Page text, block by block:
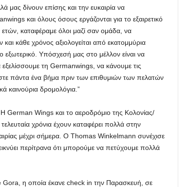
μας δίνουν επίσης και την ευκαιρία να
και όλους όσους εργάζονται για το εξαιρετικό
καταφέραμε όλοι μαζί σαν ομάδα, να
κάθε χρόνος αξιολογείται από εκατομμύρια
Υπόσχεσή μας στο μέλλον είναι να
τη Germanwings, να κάνουμε τις
πάντα ένα βήμα πριν των επιθυμιών των πελατών
καινούρια δρομολόγια.”
Η German Wings και το αεροδρόμιο της Κολονίας/
χρόνια έχουν καταφέρει πολλά στην
μέχρι σήμερα. Ο Thomas Winkelmann συνέχισε
περίτρανα ότι μπορούμε να πετύχουμε πολλά
Gora, η οποία έκανε check in την Παρασκευή, σε